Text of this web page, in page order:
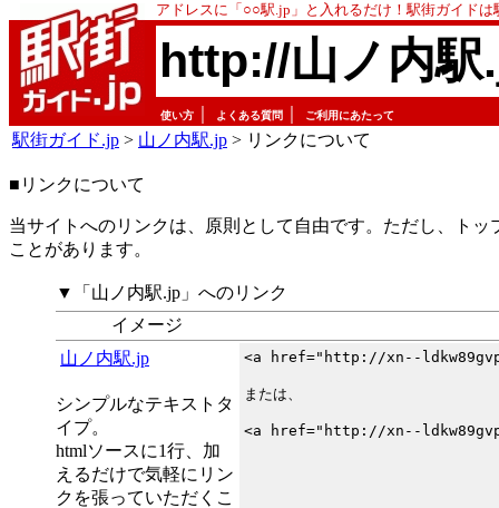
アドレスに「○○駅.jp」と入れるだけ！駅街ガイド
http://山ノ内駅
使い方 よくある質問 ご利用にあたって
駅街ガイド.jp > 山ノ内駅.jp > リンクについて
■リンクについて
当サイトへのリンクは、原則として自由です。ただし、ト
ことがあります。
▼「山ノ内駅.jp」へのリンク
イメージ
山ノ内駅.jp
シンプルなテキストタ
イプ。
htmlソースに1行、加
えるだけで気軽にリン
クを張っていただくこ
<a href="http://xn--
または、
<a href="http://xn--